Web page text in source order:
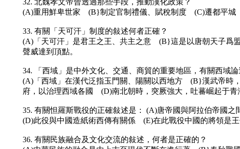
(A)重用鮮卑世家 (B}制定官制禮儀、賦稅制度 (C)遷都平
33. 有關「天可汗」制度的敍述何者正確？
(A)「天可汗」是君王之王、共主之意 (B}這是以唐朝天子
聲威達到頂點。
34. 「西域」是中外文化、交通、商貿的重要地區，有關西域
(A)「西域」在漢代泛指玉門關、陽關以西地方 (B}漢武帝時
府，以治理西域各國 (D)南北朝時，突厥強大，吐蕃崛起于
35. 有關怛羅斯戰役的正確敍述是： (A)唐帝國與阿拉伯帝
(D)此役與中國造紙術西傳有關係 (E)在此戰役中國的將領是
36. 有關民族融合及文化交流的敍述，何者是正確的？